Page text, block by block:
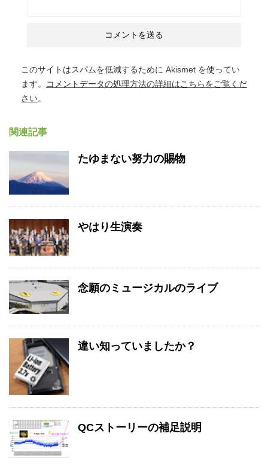
このサイトはスパムを低減するために Akismet を使ってい
ます。
コメントデータの処理方法の詳細はこちらをご覧くだ
さい。
関連記事
たゆまない努力の賜物
やはり生演奏
念願のミュージカルのライブ
違い知っていましたか？
QCストーリーの補足説明